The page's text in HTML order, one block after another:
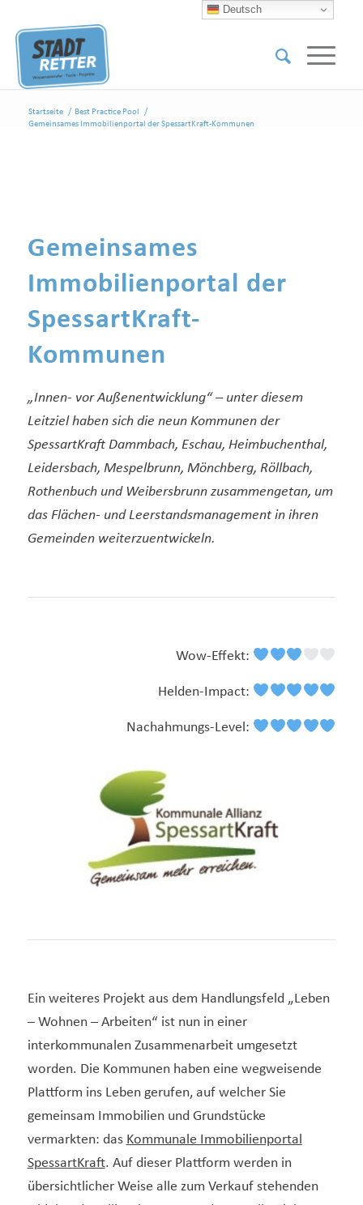
Startseite / Best Practice Pool
/
Gemeinsames Immobilienportal der SpessartKraft-Kommunen
Gemeinsames
Immobilienportal der
SpessartKraft-
Kommunen
„Innen- vor Außenentwicklung“ – unter diesem
Leitziel haben sich die neun Kommunen der
SpessartKraft Dammbach, Eschau, Heimbuchenthal,
Leidersbach, Mespelbrunn, Mönchberg, Röllbach,
Rothenbuch und Weibersbrunn zusammengetan, um
das Flächen- und Leerstandsmanagement in ihren
Gemeinden weiterzuentwickeln.
Wow-Effekt:
Helden-Impact:
Nachahmungs-Level:
Ein weiteres Projekt aus dem Handlungsfeld „Leben
– Wohnen – Arbeiten“ ist nun in einer
interkommunalen Zusammenarbeit umgesetzt
worden. Die Kommunen haben eine wegweisende
Plattform ins Leben gerufen, auf welcher Sie
gemeinsam Immobilien und Grundstücke
vermarkten: das Kommunale Immobilienportal
SpessartKraft. Auf dieser Plattform werden in
übersichtlicher Weise alle zum Verkauf stehenden
Deutsch